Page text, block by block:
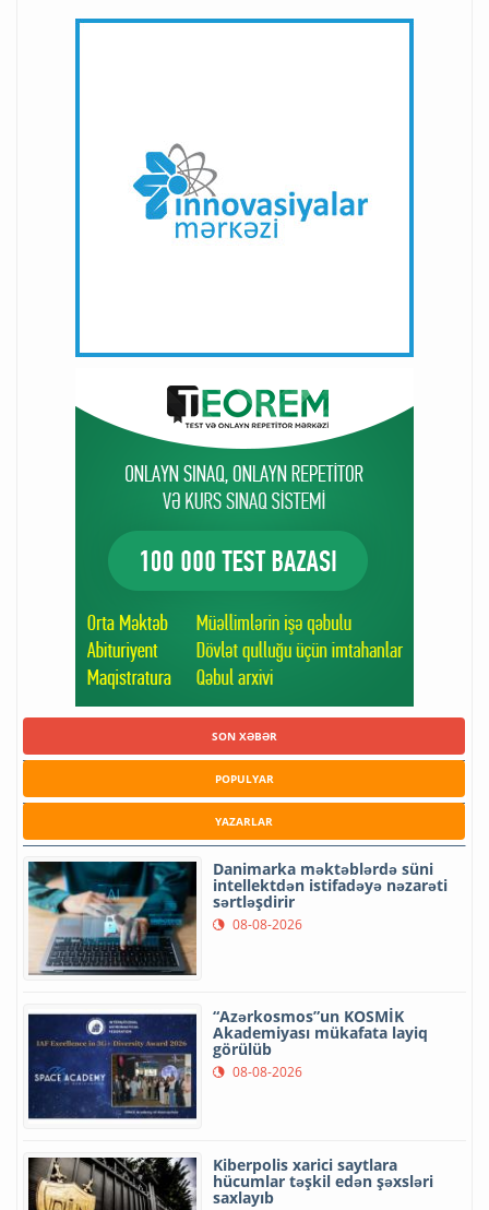
SON XƏBƏR
POPULYAR
YAZARLAR
Danimarka məktəblərdə süni
intellektdən istifadəyə nəzarəti
sərtləşdirir
08-08-2026
“Azərkosmos”un KOSMİK
Akademiyası mükafata layiq
görülüb
08-08-2026
Kiberpolis xarici saytlara
hücumlar təşkil edən şəxsləri
saxlayıb